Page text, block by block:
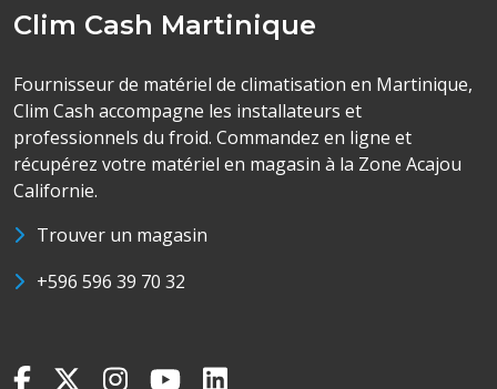
Clim Cash Martinique
Fournisseur de matériel de climatisation en Martinique,
Clim Cash accompagne les installateurs et
professionnels du froid. Commandez en ligne et
récupérez votre matériel en magasin à la Zone Acajou
Californie.
Trouver un magasin
+596 596 39 70 32